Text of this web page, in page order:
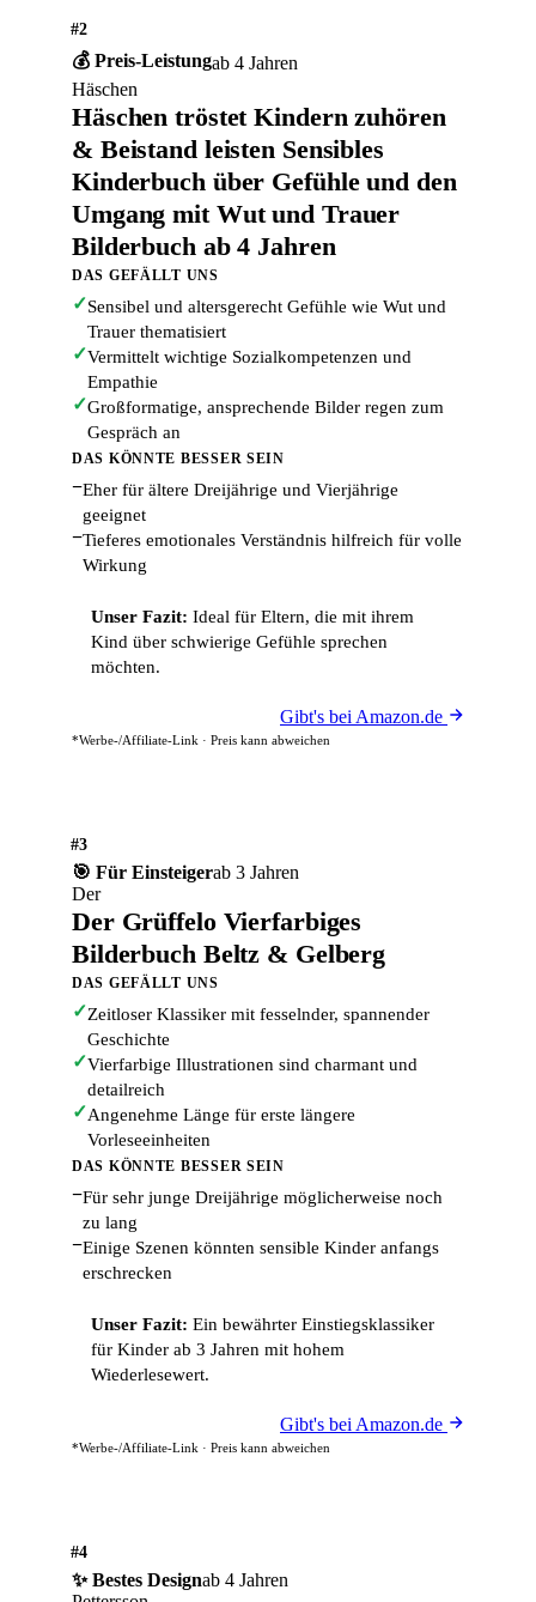
#2
💰 Preis-Leistungab 4 Jahren
Häschen
Häschen tröstet Kindern zuhören
& Beistand leisten Sensibles
Kinderbuch über Gefühle und den
Umgang mit Wut und Trauer
Bilderbuch ab 4 Jahren
DAS GEFÄLLT UNS
✓Sensibel und altersgerecht Gefühle wie Wut und
Trauer thematisiert
✓Vermittelt wichtige Sozialkompetenzen und
Empathie
✓Großformatige, ansprechende Bilder regen zum
Gespräch an
DAS KÖNNTE BESSER SEIN
−Eher für ältere Dreijährige und Vierjährige
geeignet
−Tieferes emotionales Verständnis hilfreich für volle
Wirkung
Unser Fazit: Ideal für Eltern, die mit ihrem
Kind über schwierige Gefühle sprechen
möchten.
Gibt's bei Amazon.de
*Werbe-/Affiliate-Link · Preis kann abweichen
#3
🎯 Für Einsteigerab 3 Jahren
Der
Der Grüffelo Vierfarbiges
Bilderbuch Beltz & Gelberg
DAS GEFÄLLT UNS
✓Zeitloser Klassiker mit fesselnder, spannender
Geschichte
✓Vierfarbige Illustrationen sind charmant und
detailreich
✓Angenehme Länge für erste längere
Vorleseeinheiten
DAS KÖNNTE BESSER SEIN
−Für sehr junge Dreijährige möglicherweise noch
zu lang
−Einige Szenen könnten sensible Kinder anfangs
erschrecken
Unser Fazit: Ein bewährter Einstiegsklassiker
für Kinder ab 3 Jahren mit hohem
Wiederlesewert.
Gibt's bei Amazon.de
*Werbe-/Affiliate-Link · Preis kann abweichen
#4
✨ Bestes Designab 4 Jahren